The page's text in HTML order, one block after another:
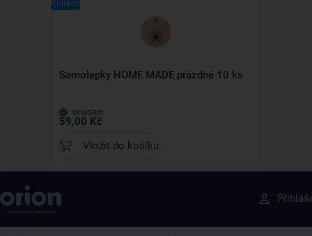
Kolekce
Samolepky HOME MADE prázdné 10 ks
skladem
59,00 Kč
Vložit do košíku
Získejte rady, recepty a tipy na slevy dřív než
ostatní
Přihlaste se k odběru našeho newsletteru.